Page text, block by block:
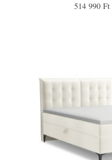
514 990 Ft